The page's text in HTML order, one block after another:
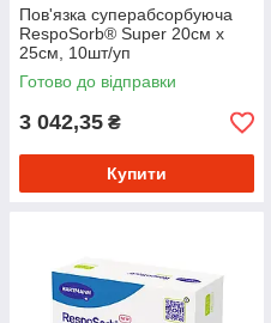
Пов'язка суперабсорбуюча
RespoSorb® Super 20см х
25см, 10шт/уп
Готово до відправки
3 042,35 ₴
Купити